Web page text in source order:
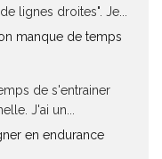
lignes droites". Je...
manque de temps
de s'entrainer
J'ai un...
en endurance